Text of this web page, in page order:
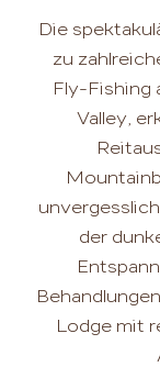
Die
zu
Fly-Fishing
Valley,
der
Lodge mit